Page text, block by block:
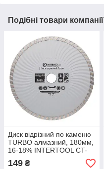
Подібні товари компанії
Диск відрізний по каменю
TURBO алмазний, 180мм,
16-18% INTERTOOL CT-
2004
149 ₴